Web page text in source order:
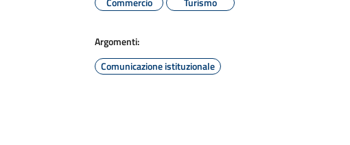
Argomenti:
Comunicazione istituzionale